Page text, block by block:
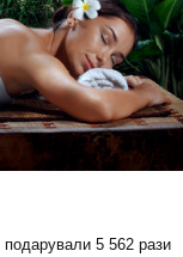
подарували 5 562 рази